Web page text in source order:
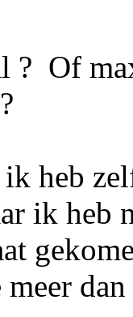
? Of
heb
ik heb